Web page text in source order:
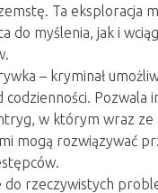
Ta eksploracja
do myślenia, jak i
– kryminał
codzienności. Pozwala
w którym wraz ze
mogą rozwiązywać
do rzeczywistych